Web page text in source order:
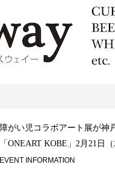
障がい児コラボアート展が神
「ONEART KOBE」2月21日
EVENT INFORMATION